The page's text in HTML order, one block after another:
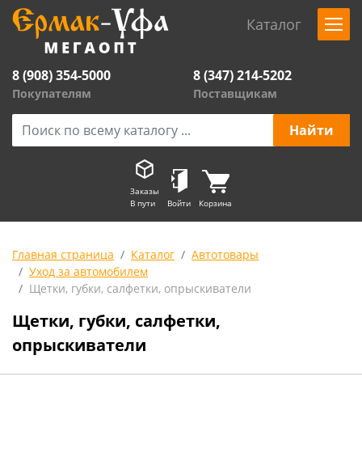
Каталог
8 (908) 354-5000
Покупателям
8 (347) 214-5202
Поставщикам
Заказы
В пути
Войти Корзина
Главная страница Каталог
Автотовары
Уход за автомобилем
Щетки, губки, салфетки, опрыскиватели
Щетки, губки, салфетки,
опрыскиватели